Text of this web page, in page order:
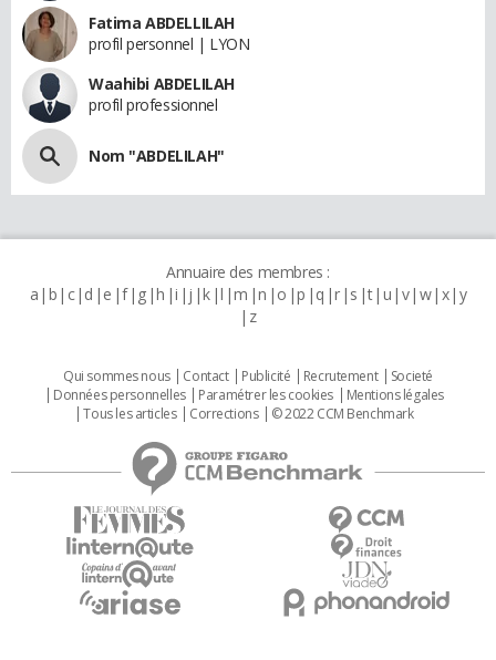
Fatima ABDELLILAH
profil personnel | LYON
Waahibi ABDELILAH
profil professionnel
Nom "ABDELILAH"
Annuaire des membres :
a b c d e f g h i j k l m n o p q r s t u v w x y
z
Qui sommes nous Contact Publicité Recrutement
Societé
Données personnelles
Paramétrer les cookies
Mentions légales
Tous les articles
Corrections © 2022 CCM Benchmark